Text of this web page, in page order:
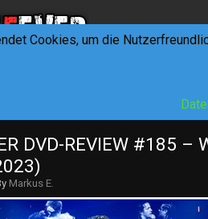
DVD-REVIEW #185 –
Markus E.
Cookies, um die